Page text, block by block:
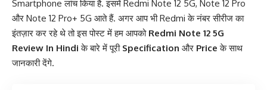
Smartphone लांच किया है. इसमें Redmi Note 12 5G, Note 12 Pro
और Note 12 Pro+ 5G आते हैं. अगर आप भी Redmi के नंबर सीरीज का
इंतज़ार कर रहे थे तो इस पोस्ट में हम आपको Redmi Note 12 5G
Review In Hindi के बारे में पूरी Specification और Price के साथ
जानकारी देंगे.